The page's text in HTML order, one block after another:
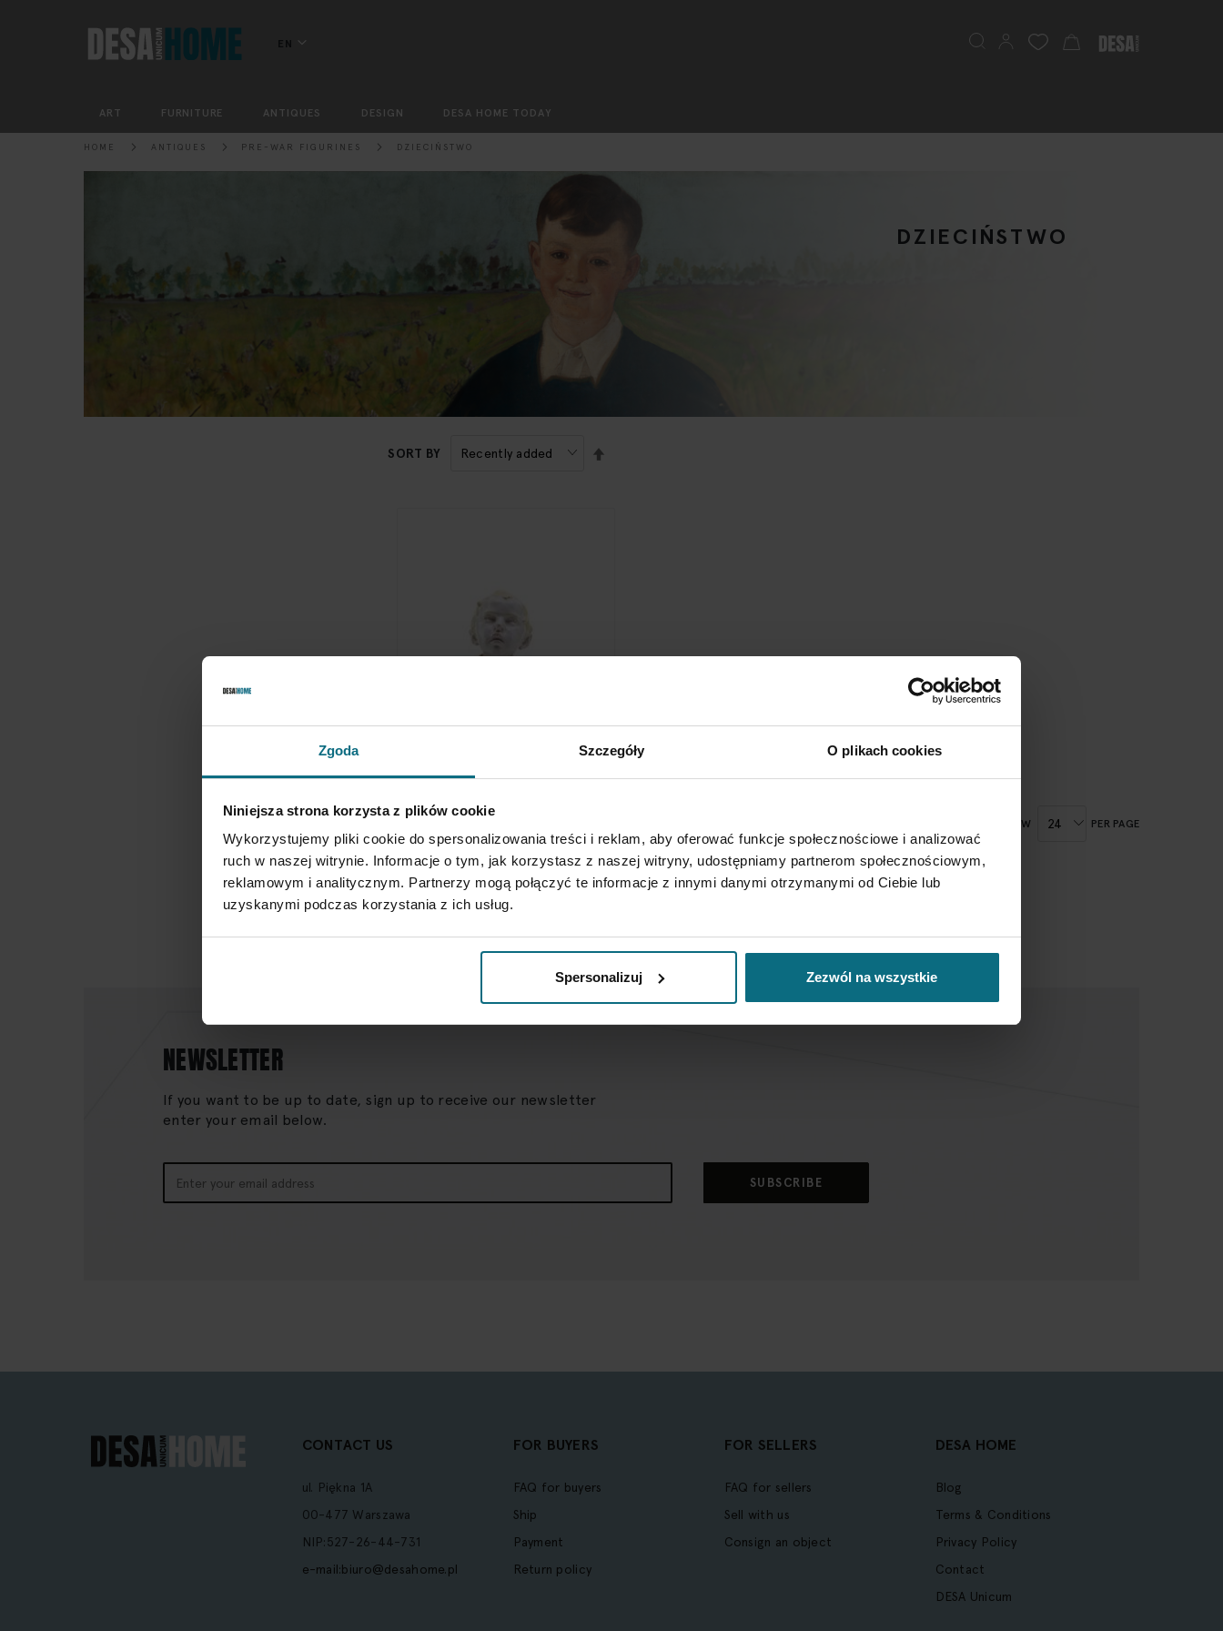
Zgoda Szczegóły O plikach cookies
Niniejsza strona korzysta z plików cookie
Wykorzystujemy pliki cookie do spersonalizowania treści i reklam, aby oferować funkcje społecznościowe i analizować
ruch w naszej witrynie. Informacje o tym, jak korzystasz z naszej witryny, udostępniamy partnerom społecznościowym,
reklamowym i analitycznym. Partnerzy mogą połączyć te informacje z innymi danymi otrzymanymi od Ciebie lub
uzyskanymi podczas korzystania z ich usług.
Spersonalizuj Zezwól na wszystkie
EN
My Cart
Search
ART FURNITURE ANTIQUES DESIGN DESA HOME TODAY
HOME ANTIQUES PRE-WAR FIGURINES DZIECIŃSTWO
DZIECIŃSTWO
SORT BY
SHOW PER PAGE
NEWSLETTER
If you want to be up to date, sign up to receive our newsletter
enter your email below.
Up
SUBSCRIBE
CONTACT US
ul. Piękna 1A
00-477 Warszawa
NIP:527-26-44-731
e-mail:biuro@desahome.pl
FOR BUYERS
FAQ for buyers
Ship
Payment
Return policy
FOR SELLERS
FAQ for sellers
Sell with us
Consign an object
DESA HOME
Blog
Terms & Conditions
Privacy Policy
Contact
DESA Unicum